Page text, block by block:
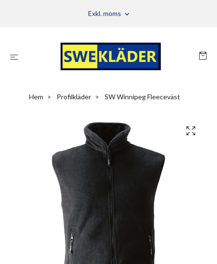
Exkl. moms
Hem Profilkläder SW Winnipeg Fleeceväst